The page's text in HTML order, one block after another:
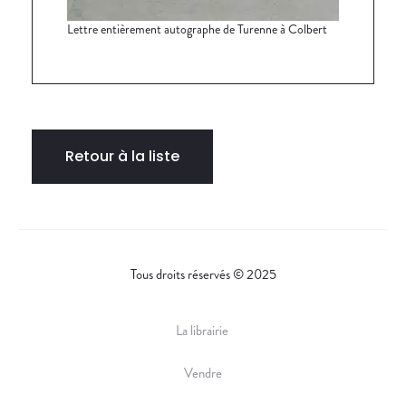
Lettre entièrement autographe de Turenne à Colbert
Retour à la liste
Tous droits réservés © 2025
La librairie
Vendre